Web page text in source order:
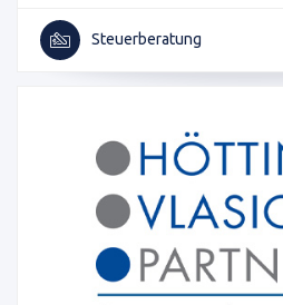
Steuerberatung